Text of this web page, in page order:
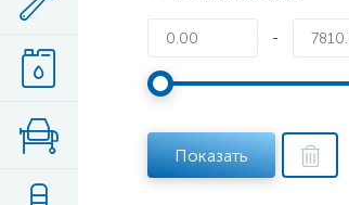
-
Показать